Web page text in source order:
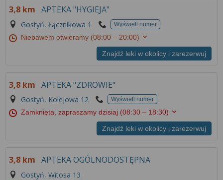
3,8 km APTEKA "HYGIEJA"
Gostyń, Łącznikowa 1 Wyświetl numer
Niebawem otwieramy (08:00 – 20:00)
Znajdź leki w okolicy i zarezerwuj
3,8 km APTEKA "ZDROWIE"
Gostyń, Kolejowa 12 Wyświetl numer
Zamknięta, zapraszamy dzisiaj (08:30 – 18:30)
Znajdź leki w okolicy i zarezerwuj
3,8 km APTEKA OGÓLNODOSTĘPNA
Gostyń, Witosa 13